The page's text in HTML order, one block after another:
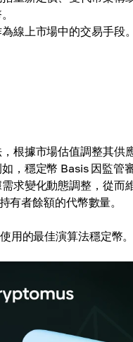
線上市場中的交易手
根據市場估值調整其
，穩定幣 Basis 因監管
求變化動態調整，從
有者餘額的代幣數量。
用的最佳演算法穩定幣。